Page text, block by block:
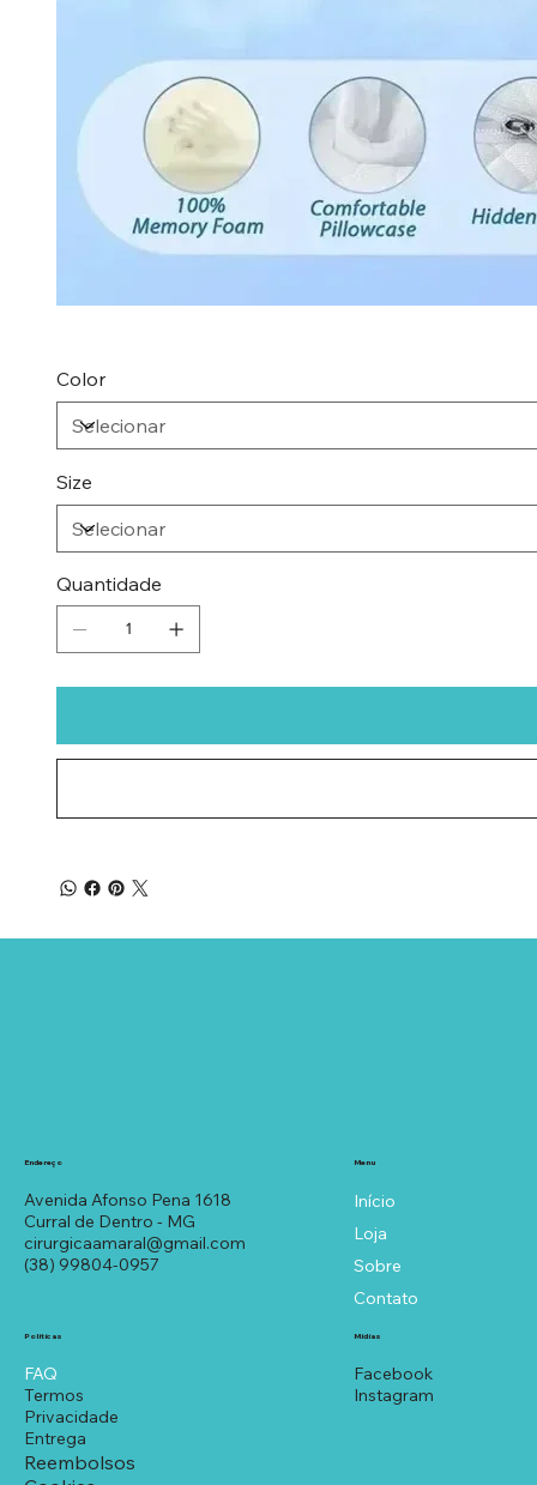
Color
Size
Quantidade
Avenida Afonso Pena 1618
Curral de Dentro - MG
cirurgicaamaral@gmail.com
(38) 99804-0957
Endereço Menu
Início
Loja
Sobre
Contato
FAQ
Termos
Privacidade
Entrega
Reembolsos
Políticas
Facebook
Instagram
Mídias